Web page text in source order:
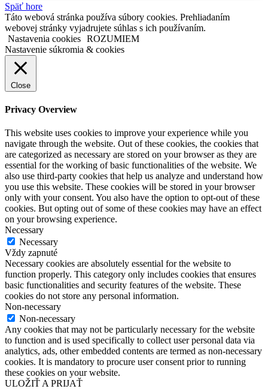
Späť hore
Táto webová stránka používa súbory cookies. Prehliadaním
webovej stránky vyjadrujete súhlas s ich používaním.
Nastavenia cookies ROZUMIEM
Nastavenie súkromia & cookies
Close
Privacy Overview
This website uses cookies to improve your experience while you
navigate through the website. Out of these cookies, the cookies that
are categorized as necessary are stored on your browser as they are
essential for the working of basic functionalities of the website. We
also use third-party cookies that help us analyze and understand how
you use this website. These cookies will be stored in your browser
only with your consent. You also have the option to opt-out of these
cookies. But opting out of some of these cookies may have an effect
on your browsing experience.
Necessary
Necessary
Vždy zapnuté
Necessary cookies are absolutely essential for the website to
function properly. This category only includes cookies that ensures
basic functionalities and security features of the website. These
cookies do not store any personal information.
Non-necessary
Non-necessary
Any cookies that may not be particularly necessary for the website
to function and is used specifically to collect user personal data via
analytics, ads, other embedded contents are termed as non-necessary
cookies. It is mandatory to procure user consent prior to running
these cookies on your website.
ULOŽIŤ A PRIJAŤ